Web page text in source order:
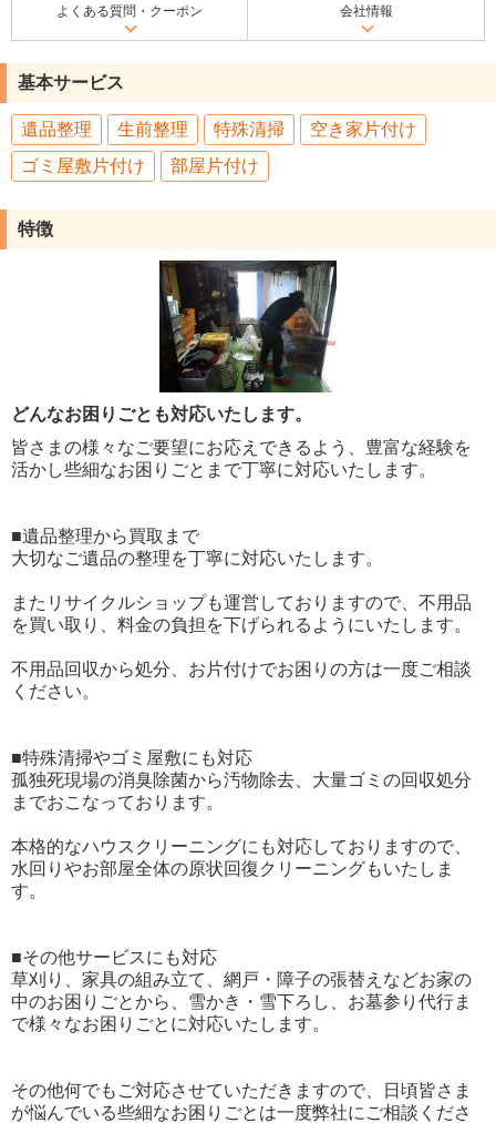
よくある質問・クーポン 会社情報
基本サービス
遺品整理 生前整理 特殊清掃
空き家片付け
ゴミ屋敷片付け
部屋片付け
特徴
どんなお困りごとも対応いたします。
皆さまの様々なご要望にお応えできるよう、豊富な経験を
活かし些細なお困りごとまで丁寧に対応いたします。
■遺品整理から買取まで
大切なご遺品の整理を丁寧に対応いたします。
またリサイクルショップも運営しておりますので、不用品
を買い取り、料金の負担を下げられるようにいたします。
不用品回収から処分、お片付けでお困りの方は一度ご相談
ください。
■特殊清掃やゴミ屋敷にも対応
孤独死現場の消臭除菌から汚物除去、大量ゴミの回収処分
までおこなっております。
本格的なハウスクリーニングにも対応しておりますので、
水回りやお部屋全体の原状回復クリーニングもいたしま
す。
■その他サービスにも対応
草刈り、家具の組み立て、網戸・障子の張替えなどお家の
中のお困りごとから、雪かき・雪下ろし、お墓参り代行ま
で様々なお困りごとに対応いたします。
その他何でもご対応させていただきますので、日頃皆さま
が悩んでいる些細なお困りごとは一度弊社にご相談くださ